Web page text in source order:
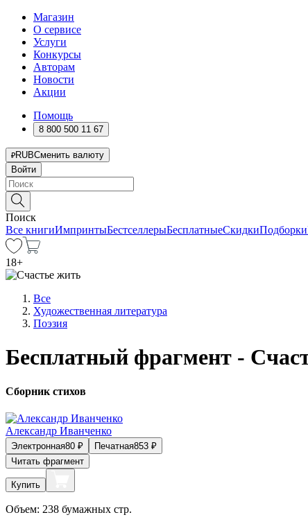
Магазин
О сервисе
Услуги
Конкурсы
Авторам
Новости
Акции
Помощь
8 800 500 11 67
RUBСменить валюту
Войти
Поиск
Все книгиИмпринтыБестселлерыБесплатныеСкидкиПодборки
18+
Все
Художественная литература
Поэзия
Бесплатный фрагмент -
Сборник стихов
Александр Иванченко
Электронная80 ₽ Печатная853 ₽
Читать фрагмент
Купить
Объем: 238 бумажных стр.